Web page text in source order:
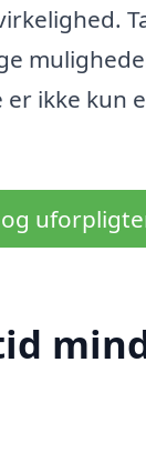
ikke kun